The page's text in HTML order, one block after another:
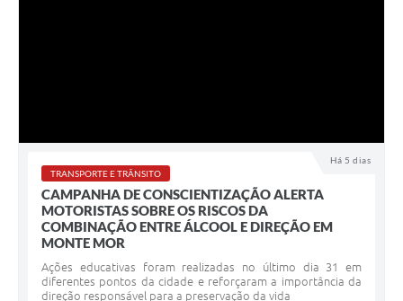
Há 5 dias
TRANSPORTE E TRÂNSITO
CAMPANHA DE CONSCIENTIZAÇÃO ALERTA
MOTORISTAS SOBRE OS RISCOS DA
COMBINAÇÃO ENTRE ÁLCOOL E DIREÇÃO EM
MONTE MOR
Ações educativas foram realizadas no último dia 31 em
diferentes pontos da cidade e reforçaram a importância da
direção responsável para a preservação da vida